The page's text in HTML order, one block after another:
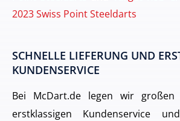
2023 Swiss Point Steeldarts
SCHNELLE LIEFERUNG UND
KUNDENSERVICE
Bei McDart.de legen wir
erstklassigen Kundenservice